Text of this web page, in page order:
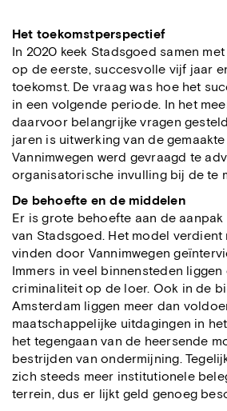
Het toekomstperspectief
In 2020 keek Stadsgoed samen
op de eerste, succesvolle vijf jaar
toekomst. De vraag was hoe het
in een volgende periode. In het
daarvoor belangrijke vragen
jaren is uitwerking van de
Vannimwegen werd gevraagd te
organisatorische invulling bij de te
De behoefte en de middelen
Er is grote behoefte aan de
van Stadsgoed. Het model verdient
vinden door Vannimwegen
Immers in veel binnensteden
criminaliteit op de loer. Ook in de
Amsterdam liggen meer dan
maatschappelijke uitdagingen in
het tegengaan van de heersende
bestrijden van ondermijning.
zich steeds meer institutionele
terrein, dus er lijkt geld genoeg